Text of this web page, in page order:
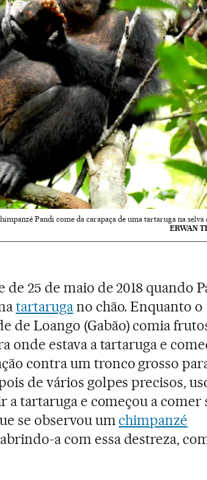
Pandi come da carapaça de uma tartaruga na selva
ERWAN
25 de maio de 2018 quando
tartarugano chão. Enquanto o
de Loango (Gabão) comia
onde estava a tartaruga e
contra um tronco grosso
de vários golpes precisos,
a tartaruga e começou a comer
se observou um chimpanzé
a com essa destreza,